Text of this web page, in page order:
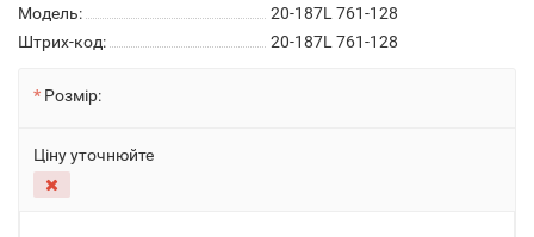
Модель:
20-187L 761-128
Штрих-код:
20-187L 761-128
Розмір:
Ціну уточнюйте